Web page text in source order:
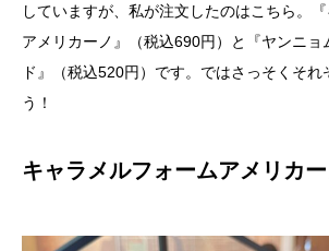
していますが、私が注文したのはこちら。
アメリカーノ』（税込690円）と『ヤンニョ
ド』（税込520円）です。ではさっそくそれ
う！
キャラメルフォームアメリカー